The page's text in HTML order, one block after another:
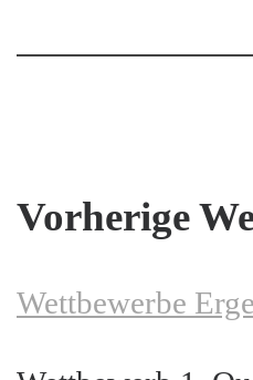
Vorherige
Wettbewerbe